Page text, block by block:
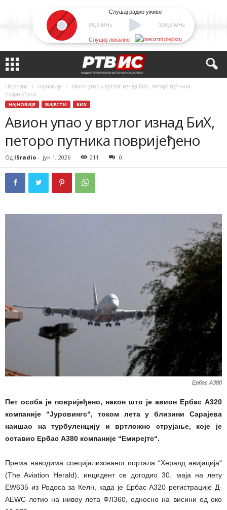
88,3 MHz
Слушај радио уживо
105,6 MHz
Слушај локално
Насловна Најновије
Авион упао у вртлог изнад БиХ, петоро путника
повријеђено
НАЈНОВИЈЕ ВИЈЕСТИ БИХ
Авион упао у вртлог изнад БиХ,
петоро путника повријеђено
Од ISradio - јун 1, 2026 211 0
Ербас А380
Пет особа је повријеђено, након што је авион Ербас А320
компаније “Јуровингс“, током лета у близини Сарајева
наишао на турбуленцију и вртложно струјање, које је
оставио Ербас А380 компаније “Емирејтс“.
Према наводима специјализованог портала “Хералд авијација“
(The Aviation Herald), инцидент се догодио 30. маја на лету
ЕW635 из Родоса за Келн, када је Ербас А320 регистрације Д-
АЕWС летио на нивоу лета ФЛ360, односно на висини од око